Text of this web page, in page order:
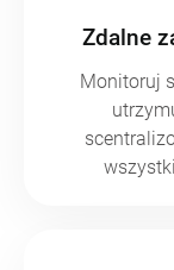
Zdalne
Monitoruj